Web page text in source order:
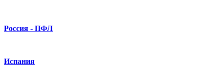
Россия - ПФЛ
Испания